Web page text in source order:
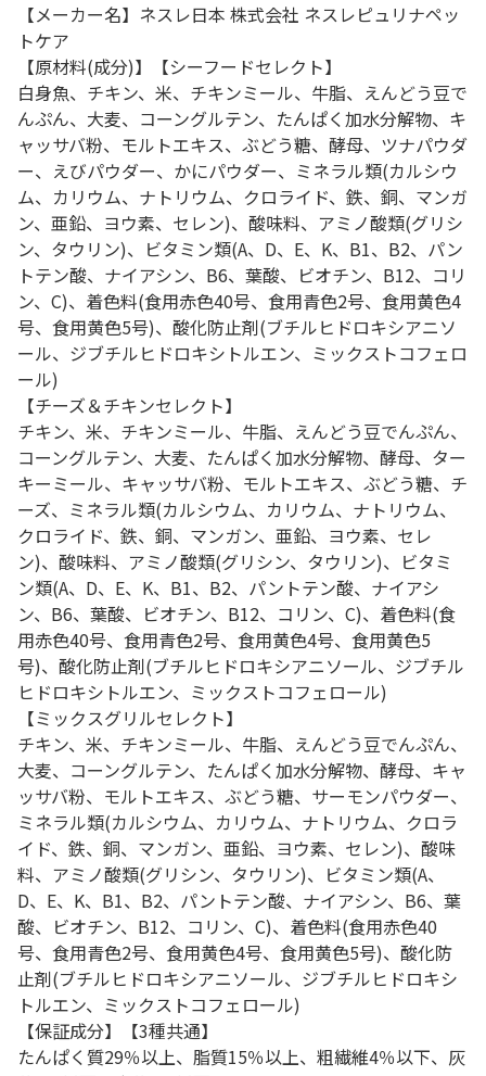
【メーカー名】ネスレ日本 株式会社 ネスレピュリナペッ
トケア
【原材料(成分)】【シーフードセレクト】
白身魚、チキン、米、チキンミール、牛脂、えんどう豆で
んぷん、大麦、コーングルテン、たんぱく加水分解物、キ
ャッサバ粉、モルトエキス、ぶどう糖、酵母、ツナパウダ
ー、えびパウダー、かにパウダー、ミネラル類(カルシウ
ム、カリウム、ナトリウム、クロライド、鉄、銅、マンガ
ン、亜鉛、ヨウ素、セレン)、酸味料、アミノ酸類(グリシ
ン、タウリン)、ビタミン類(A、D、E、K、B1、B2、パン
トテン酸、ナイアシン、B6、葉酸、ビオチン、B12、コリ
ン、C)、着色料(食用赤色40号、食用青色2号、食用黄色4
号、食用黄色5号)、酸化防止剤(ブチルヒドロキシアニソ
ール、ジブチルヒドロキシトルエン、ミックストコフェロ
ール)
【チーズ＆チキンセレクト】
チキン、米、チキンミール、牛脂、えんどう豆でんぷん、
コーングルテン、大麦、たんぱく加水分解物、酵母、ター
キーミール、キャッサバ粉、モルトエキス、ぶどう糖、チ
ーズ、ミネラル類(カルシウム、カリウム、ナトリウム、
クロライド、鉄、銅、マンガン、亜鉛、ヨウ素、セレ
ン)、酸味料、アミノ酸類(グリシン、タウリン)、ビタミ
ン類(A、D、E、K、B1、B2、パントテン酸、ナイアシ
ン、B6、葉酸、ビオチン、B12、コリン、C)、着色料(食
用赤色40号、食用青色2号、食用黄色4号、食用黄色5
号)、酸化防止剤(ブチルヒドロキシアニソール、ジブチル
ヒドロキシトルエン、ミックストコフェロール)
【ミックスグリルセレクト】
チキン、米、チキンミール、牛脂、えんどう豆でんぷん、
大麦、コーングルテン、たんぱく加水分解物、酵母、キャ
ッサバ粉、モルトエキス、ぶどう糖、サーモンパウダー、
ミネラル類(カルシウム、カリウム、ナトリウム、クロラ
イド、鉄、銅、マンガン、亜鉛、ヨウ素、セレン)、酸味
料、アミノ酸類(グリシン、タウリン)、ビタミン類(A、
D、E、K、B1、B2、パントテン酸、ナイアシン、B6、葉
酸、ビオチン、B12、コリン、C)、着色料(食用赤色40
号、食用青色2号、食用黄色4号、食用黄色5号)、酸化防
止剤(ブチルヒドロキシアニソール、ジブチルヒドロキシ
トルエン、ミックストコフェロール)
【保証成分】【3種共通】
たんぱく質29％以上、脂質15％以上、粗繊維4％以下、灰